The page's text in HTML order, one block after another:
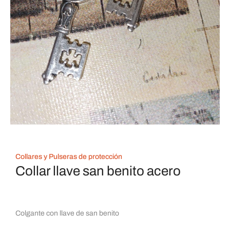
Collares y Pulseras de protección
Collar llave san benito acero
Colgante con llave de san benito